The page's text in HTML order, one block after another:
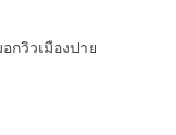
กวิวเมืองปาย